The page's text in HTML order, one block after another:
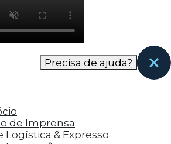
interagem com o site. Esses
a fornecer informações sobre
de visitantes, taxa de
do tráfego, etc.
como compartilhar o
em plataformas de social
feedbacks e outros recursos de
Precisa de ajuda?
de Imprensa
Logística & Expresso